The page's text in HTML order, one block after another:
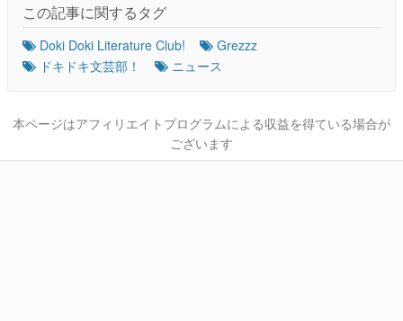
この記事に関するタグ
Doki Doki Literature Club!
Grezzz
ドキドキ文芸部！
ニュース
本ページはアフィリエイトプログラムによる収益を得ている場合が
ございます